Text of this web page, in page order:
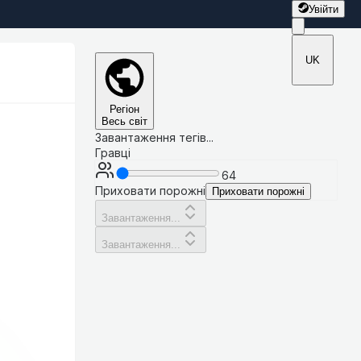
Увійти
UK
Регіон
Весь світ
Завантаження тегів...
Гравці
64
Приховати порожні
Приховати порожні
Завантаження...
Завантаження...